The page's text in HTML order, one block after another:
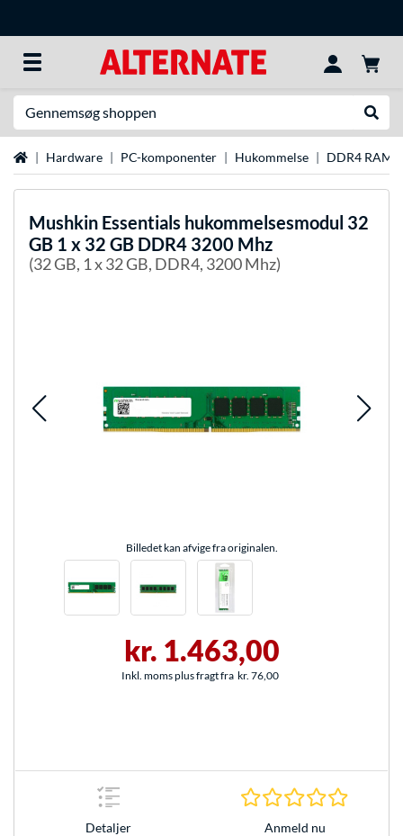
StartsideHardware PC-komponenter Hukommelse DDR4 RAM
Mushkin Essentials hukommelsesmodul 32
GB 1 x 32 GB DDR4 3200 Mhz
(32 GB, 1 x 32 GB, DDR4, 3200 Mhz)
Billedet kan afvige fra originalen.
kr. 1.463,00
Inkl. moms plus fragt fra kr. 76,00
Detaljer Anmeld nu